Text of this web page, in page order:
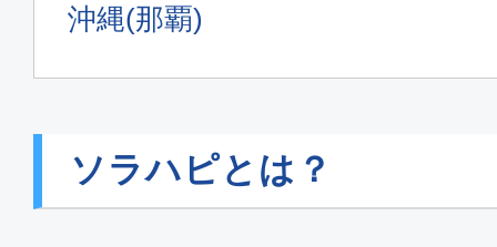
沖縄(那覇)
ソラハピとは？